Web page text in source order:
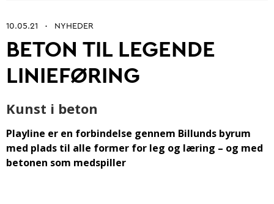
Betonarkitektur
Fremtidens betonbranche
Kontrol og certificering
10.05.21 • NYHEDER
BETON TIL LEGENDE
LINIEFØRING
Kunst i beton
Playline er en forbindelse gennem Billunds byrum
med plads til alle former for leg og læring – og med
betonen som medspiller